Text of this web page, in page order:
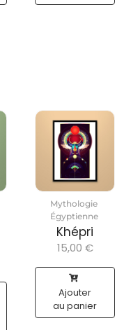
Mythologie
Égyptienne
Khépri
15,00 €
Ajouter
au panier